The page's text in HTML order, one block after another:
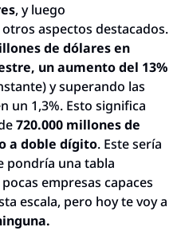
, y luego
aspectos destacados.
de dólares en
un aumento del 13%
y superando las
un 1,3%. Esto significa
720.000 millones de
a doble dígito. Este sería
pondría una tabla
empresas capaces
escala, pero hoy te voy a